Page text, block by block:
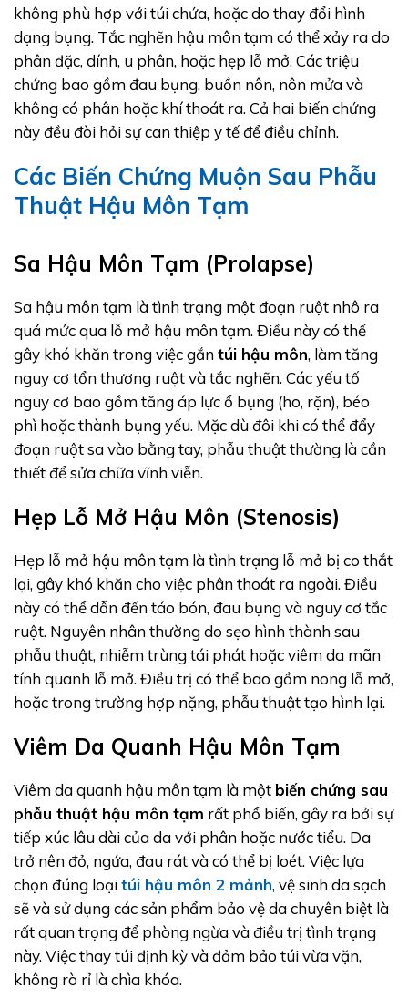
không phù hợp với túi chứa, hoặc do thay đổi hình
dạng bụng. Tắc nghẽn hậu môn tạm có thể xảy ra do
phân đặc, dính, u phân, hoặc hẹp lỗ mở. Các triệu
chứng bao gồm đau bụng, buồn nôn, nôn mửa và
không có phân hoặc khí thoát ra. Cả hai biến chứng
này đều đòi hỏi sự can thiệp y tế để điều chỉnh.
Các Biến Chứng Muộn Sau Phẫu
Thuật Hậu Môn Tạm
Sa Hậu Môn Tạm (Prolapse)
Sa hậu môn tạm là tình trạng một đoạn ruột nhô ra
quá mức qua lỗ mở hậu môn tạm. Điều này có thể
gây khó khăn trong việc gắntúi hậu môn, làm tăng
nguy cơ tổn thương ruột và tắc nghẽn. Các yếu tố
nguy cơ bao gồm tăng áp lực ổ bụng (ho, rặn), béo
phì hoặc thành bụng yếu. Mặc dù đôi khi có thể đẩy
đoạn ruột sa vào bằng tay, phẫu thuật thường là cần
thiết để sửa chữa vĩnh viễn.
Hẹp Lỗ Mở Hậu Môn (Stenosis)
Hẹp lỗ mở hậu môn tạm là tình trạng lỗ mở bị co thắt
lại, gây khó khăn cho việc phân thoát ra ngoài. Điều
này có thể dẫn đến táo bón, đau bụng và nguy cơ tắc
ruột. Nguyên nhân thường do sẹo hình thành sau
phẫu thuật, nhiễm trùng tái phát hoặc viêm da mãn
tính quanh lỗ mở. Điều trị có thể bao gồm nong lỗ mở,
hoặc trong trường hợp nặng, phẫu thuật tạo hình lại.
Viêm Da Quanh Hậu Môn Tạm
Viêm da quanh hậu môn tạm là một biến chứng sau
phẫu thuật hậu môn tạm rất phổ biến, gây ra bởi sự
tiếp xúc lâu dài của da với phân hoặc nước tiểu. Da
trở nên đỏ, ngứa, đau rát và có thể bị loét. Việc lựa
chọn đúng loạitúi hậu môn 2 mảnh, vệ sinh da sạch
sẽ và sử dụng các sản phẩm bảo vệ da chuyên biệt là
rất quan trọng để phòng ngừa và điều trị tình trạng
này. Việc thay túi định kỳ và đảm bảo túi vừa vặn,
không rò rỉ là chìa khóa.